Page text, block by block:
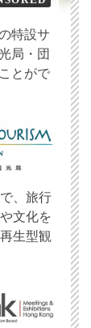
特設サ
局・団
とがで
、旅行
文化を
生型観